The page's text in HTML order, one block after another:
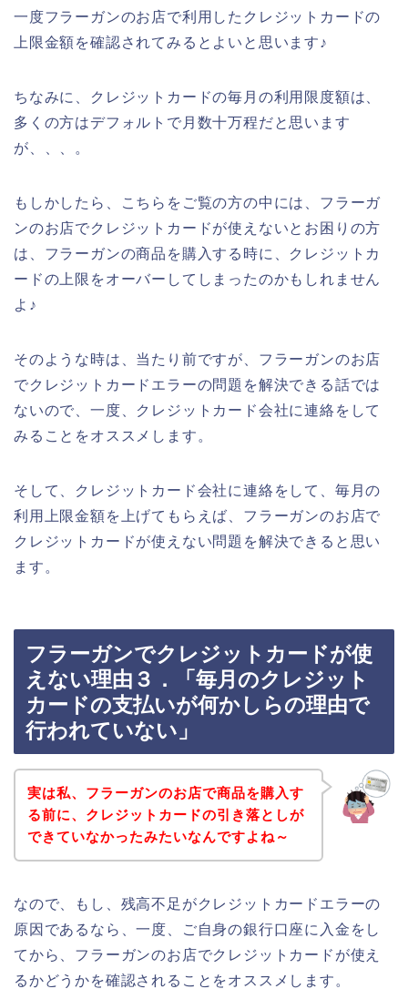
一度フラーガンのお店で利用したクレジットカードの
上限金額を確認されてみるとよいと思います♪
ちなみに、クレジットカードの毎月の利用限度額は、
多くの方はデフォルトで月数十万程だと思います
が、、、。
もしかしたら、こちらをご覧の方の中には、フラーガ
ンのお店でクレジットカードが使えないとお困りの方
は、フラーガンの商品を購入する時に、クレジットカ
ードの上限をオーバーしてしまったのかもしれません
よ♪
そのような時は、当たり前ですが、フラーガンのお店
でクレジットカードエラーの問題を解決できる話では
ないので、一度、クレジットカード会社に連絡をして
みることをオススメします。
そして、クレジットカード会社に連絡をして、毎月の
利用上限金額を上げてもらえば、フラーガンのお店で
クレジットカードが使えない問題を解決できると思い
ます。
フラーガンでクレジットカードが使
えない理由３．「毎月のクレジット
カードの支払いが何かしらの理由で
行われていない」
実は私、フラーガンのお店で商品を購入す
る前に、クレジットカードの引き落としが
できていなかったみたいなんですよね～
なので、もし、残高不足がクレジットカードエラーの
原因であるなら、一度、ご自身の銀行口座に入金をし
てから、フラーガンのお店でクレジットカードが使え
るかどうかを確認されることをオススメします。